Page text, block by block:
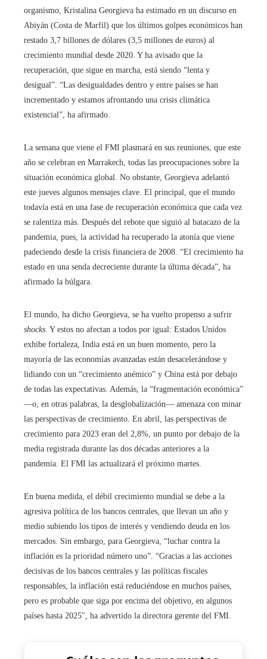
organismo, Kristalina Georgieva ha estimado en un discurso en
Abiyán (Costa de Marfil) que los últimos golpes económicos han
restado 3,7 billones de dólares (3,5 millones de euros) al
crecimiento mundial desde 2020. Y ha avisado que la
recuperación, que sigue en marcha, está siendo “lenta y
desigual”. “Las desigualdades dentro y entre países se han
incrementado y estamos afrontando una crisis climática
existencial”, ha afirmado.
La semana que viene el FMI plasmará en sus reuniones, que este
año se celebran en Marrakech, todas las preocupaciones sobre la
situación económica global. No obstante, Georgieva adelantó
este jueves algunos mensajes clave. El principal, que el mundo
todavía está en una fase de recuperación económica que cada vez
se ralentiza más. Después del rebote que siguió al batacazo de la
pandemia, pues, la actividad ha recuperado la atonía que viene
padeciendo desde la crisis financiera de 2008. “El crecimiento ha
estado en una senda decreciente durante la última década”, ha
afirmado la búlgara.
El mundo, ha dicho Georgieva, se ha vuelto propenso a sufrir
shocks. Y estos no afectan a todos por igual: Estados Unidos
exhibe fortaleza, India está en un buen momento, pero la
mayoría de las economías avanzadas están desacelerándose y
lidiando con un “crecimiento anémico” y China está por debajo
de todas las expectativas. Además, la “fragmentación económica”
—o, en otras palabras, la desglobalización— amenaza con minar
las perspectivas de crecimiento. En abril, las perspectivas de
crecimiento para 2023 eran del 2,8%, un punto por debajo de la
media registrada durante las dos décadas anteriores a la
pandemia. El FMI las actualizará el próximo martes.
En buena medida, el débil crecimiento mundial se debe a la
agresiva política de los bancos centrales, que llevan un año y
medio subiendo los tipos de interés y vendiendo deuda en los
mercados. Sin embargo, para Georgieva, “luchar contra la
inflación es la prioridad número uno”. “Gracias a las acciones
decisivas de los bancos centrales y las políticas fiscales
responsables, la inflación está reduciéndose en muchos países,
pero es probable que siga por encima del objetivo, en algunos
países hasta 2025″, ha advertido la directora gerente del FMI.